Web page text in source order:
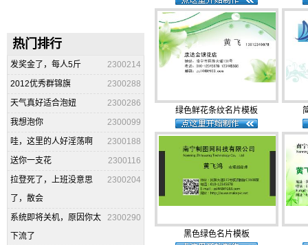
热门排行
2300214
发奖金了，每人5斤
2300288
2012优秀群锦旗
2300286
天气真好适合泡妞
2300099
我想泡你
2300188
哇，这里的人好淫荡啊
2300116
送你一支花
2300204
拉登死了，上班没意思
了，散会
2300290
系统即将关机，原因你太
下流了
绿色鲜花条纹名片模板
黑色绿色名片模板